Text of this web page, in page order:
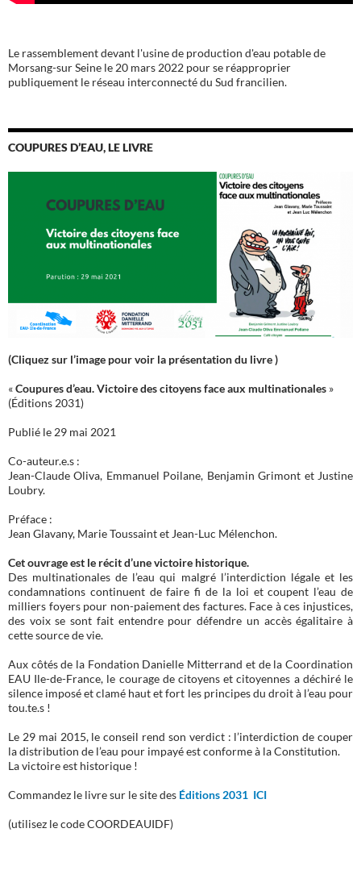
Le rassemblement devant l'usine de production d'eau potable de
Morsang-sur Seine le 20 mars 2022 pour se réapproprier
publiquement le réseau interconnecté du Sud francilien.
COUPURES D’EAU, LE LIVRE
(Cliquez sur l’image pour voir la présentation du livre )
«Coupures d’eau. Victoire des citoyens face aux multinationales »
(Éditions 2031)
Publié le 29 mai 2021
Co-auteur.e.s :
Jean-Claude Oliva, Emmanuel Poilane, Benjamin Grimont et Justine
Loubry.
Préface :
Jean Glavany, Marie Toussaint et Jean-Luc Mélenchon.
Cet ouvrage est le récit d’une victoire historique.
Des multinationales de l’eau qui malgré l’interdiction légale et les
condamnations continuent de faire fi de la loi et coupent l’eau de
milliers foyers pour non-paiement des factures. Face à ces injustices,
des voix se sont fait entendre pour défendre un accès égalitaire à
cette source de vie.
Aux côtés de la Fondation Danielle Mitterrand et de la Coordination
EAU Ile-de-France, le courage de citoyens et citoyennes a déchiré le
silence imposé et clamé haut et fort les principes du droit à l’eau pour
tou.te.s !
Le 29 mai 2015, le conseil rend son verdict : l’interdiction de couper
la distribution de l’eau pour impayé est conforme à la Constitution.
La victoire est historique !
Commandez le livre sur le site des Éditions 2031 ICI
(utilisez le code COORDEAUIDF)